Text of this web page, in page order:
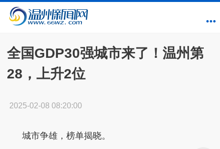
全国GDP30强城市来了！温州第
28，上升2位
2025-02-08 08:20:00
城市争雄，榜单揭晓。